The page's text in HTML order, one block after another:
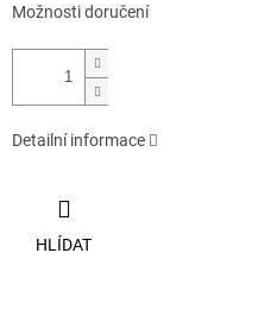
Možnosti doručení
Detailní informace
HLÍDAT